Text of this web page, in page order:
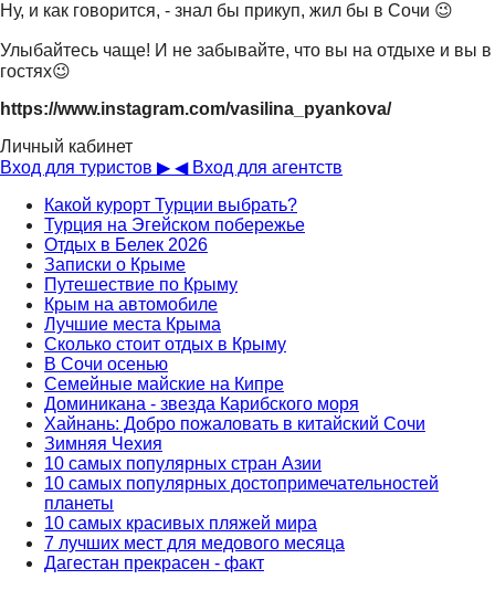
Ну, и как говорится, - знал бы прикуп, жил бы в Сочи 😉
Улыбайтесь чаще! И не забывайте, что вы на отдыхе и вы в
гостях😉
https://www.instagram.com/vasilina_pyankova/
Личный кабинет
Вход для туристов ▶ ◀ Вход для агентств
Какой курорт Турции выбрать?
Турция на Эгейском побережье
Отдых в Белек 2026
Записки о Крыме
Путешествие по Крыму
Крым на автомобиле
Лучшие места Крыма
Сколько стоит отдых в Крыму
В Сочи осенью
Семейные майские на Кипре
Доминикана - звезда Карибского моря
Хайнань: Добро пожаловать в китайский Сочи
Зимняя Чехия
10 самых популярных стран Азии
10 самых популярных достопримечательностей
планеты
10 самых красивых пляжей мира
7 лучших мест для медового месяца
Дагестан прекрасен - факт